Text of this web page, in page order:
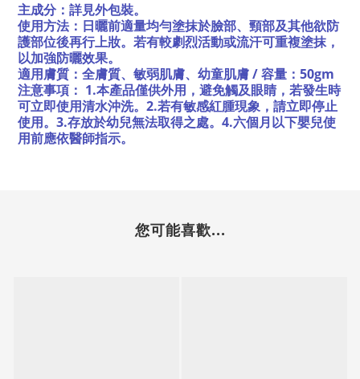
主成分： 詳見外包裝。
使用方法：日曬前適量均勻塗抹於臉部、頸部及其他欲防
護部位後再行上妝。若有較劇烈活動或流汗可重複塗抹，
以加強防曬效果。
適用膚質：全膚質、敏弱肌膚、幼童肌膚 / 容量：50gm
注意事項： 1.本產品僅供外用，避免觸及眼睛，若發生時
可立即使用清水沖洗。2.若有敏感紅腫現象，請立即停止
使用。3.存放於幼兒無法取得之處。4.六個月以下嬰兒使
用前應依醫師指示。
您可能喜歡...